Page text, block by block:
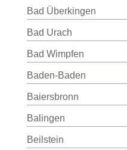
Bad Überkingen
Bad Urach
Bad Wimpfen
Baden-Baden
Baiersbronn
Balingen
Beilstein